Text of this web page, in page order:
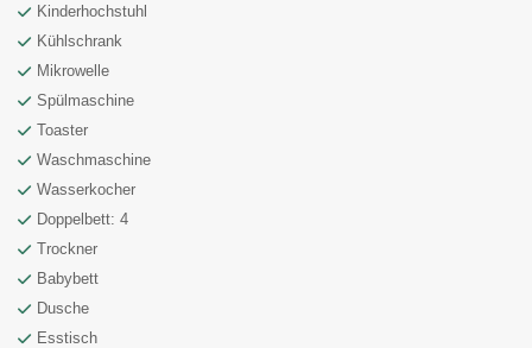
Kinderhochstuhl
Kühlschrank
Mikrowelle
Spülmaschine
Toaster
Waschmaschine
Wasserkocher
Doppelbett: 4
Trockner
Babybett
Dusche
Esstisch